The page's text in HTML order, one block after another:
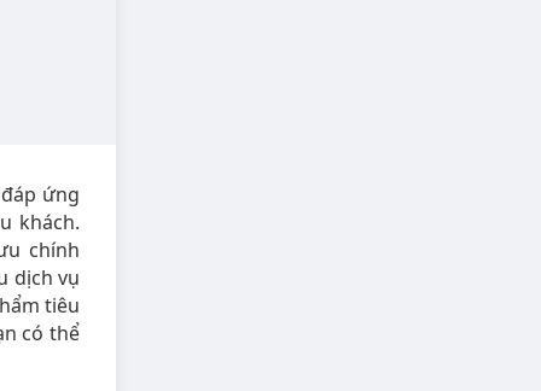
ứng
khách.
chính
dịch vụ
tiêu
có thể